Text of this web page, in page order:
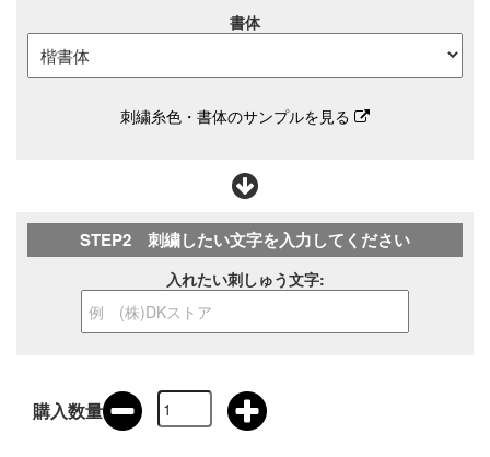
書体
刺繍糸色・書体のサンプルを見る
STEP2 刺繍したい文字を入力してください
入れたい刺しゅう文字:
購入数量